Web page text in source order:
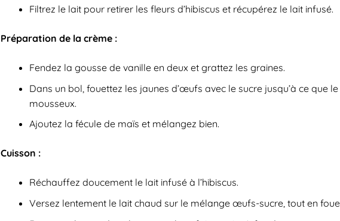
Filtrez le lait pour retirer les fleurs d’hibiscus et récupérez le lait infusé.
Préparation de la crème :
Fendez la gousse de vanille en deux et grattez les graines.
Dans un bol, fouettez les jaunes d’œufs avec le sucre jusqu’à ce que
mousseux.
Ajoutez la fécule de maïs et mélangez bien.
Cuisson :
Réchauffez doucement le lait infusé à l’hibiscus.
Versez lentement le lait chaud sur le mélange œufs-sucre, tout en